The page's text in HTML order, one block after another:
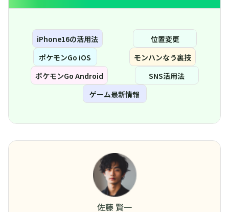
iPhone16の活用法
位置変更
ポケモンGo iOS
モンハンなう裏技
ポケモンGo Android
SNS活用法
ゲーム最新情報
佐藤 賢一